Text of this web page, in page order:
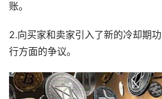
账。
2.向买家和卖家引入了新的冷却期
行方面的争议。